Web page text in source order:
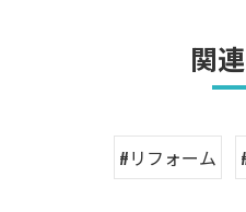
関
#リフォーム